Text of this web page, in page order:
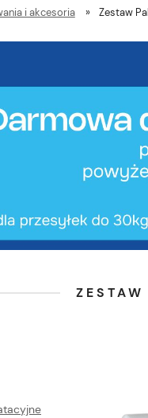
i akcesoria » Zestaw